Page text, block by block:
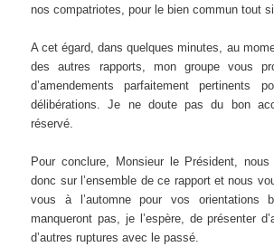
nos compatriotes, pour le bien commun tout
A cet égard, dans quelques minutes, au
des autres rapports, mon groupe vous
d’amendements parfaitement pertinents
délibérations. Je ne doute pas du bon
réservé.
Pour conclure, Monsieur le Président, nous
donc sur l’ensemble de ce rapport et nous
vous à l’automne pour vos orientations
manqueront pas, je l’espère, de présenter
d’autres ruptures avec le passé.